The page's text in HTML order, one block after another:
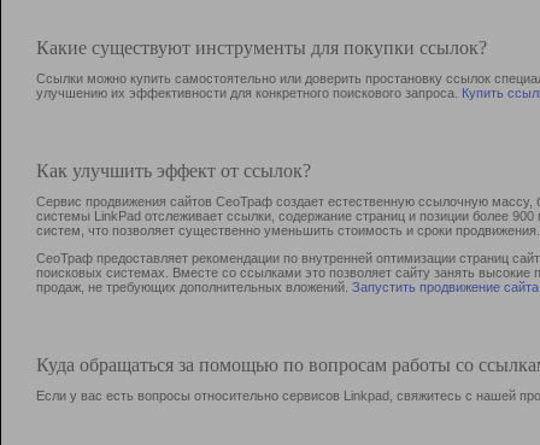
Какие существуют инструменты для покупки ссылок?
Ссылки можно купить самостоятельно или доверить простановку ссылок
улучшению их эффективности для конкретного поискового запроса. Купить
Как улучшить эффект от ссылок?
Сервис продвижения сайтов СеоТраф создает естественную ссылочную
системы LinkPad отслеживает ссылки, содержание страниц и позиции более
систем, что позволяет существенно уменьшить стоимость и сроки продвижения.
СеоТраф предоставляет рекомендации по внутренней оптимизации страниц
поисковых системах. Вместе со ссылками это позволяет сайту занять
продаж, не требующих дополнительных вложений. Запустить продвижение сайта
Куда обращаться за помощью по вопросам работы со
Если у вас есть вопросы относительно сервисов Linkpad, свяжитесь с нашей